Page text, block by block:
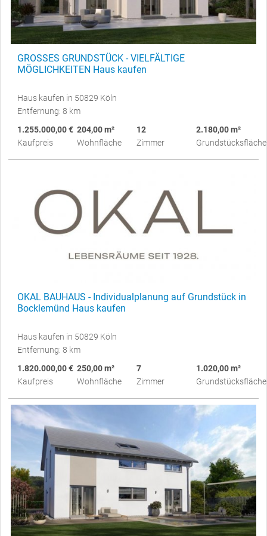
GROSSES GRUNDSTÜCK - VIELFÄLTIGE
MÖGLICHKEITEN Haus kaufen
Haus kaufen in 50829 Köln
Entfernung: 8 km
1.255.000,00 €
Kaufpreis
204,00 m²
Wohnfläche
12
Zimmer
2.180,00 m²
Grundstücksfläche
OKAL BAUHAUS - Individualplanung auf Grundstück in
Bocklemünd Haus kaufen
Haus kaufen in 50829 Köln
Entfernung: 8 km
1.820.000,00 €
Kaufpreis
250,00 m²
Wohnfläche
7
Zimmer
1.020,00 m²
Grundstücksfläche